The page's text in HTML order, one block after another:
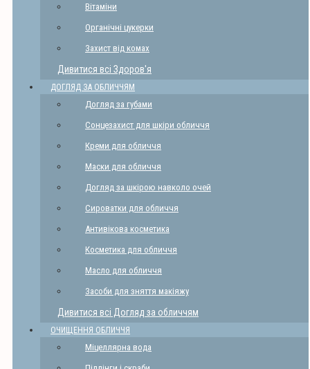
Вітаміни
Органічні цукерки
Захист від комах
Дивитися всі Здоров'я
ДОГЛЯД ЗА ОБЛИЧЧЯМ
Догляд за губами
Сонцезахист для шкіри обличчя
Креми для обличчя
Маски для обличчя
Догляд за шкірою навколо очей
Сироватки для обличчя
Антивікова косметика
Косметика для обличчя
Масло для обличчя
Засоби для зняття макіяжу
Дивитися всі Догляд за обличчям
ОЧИЩЕННЯ ОБЛИЧЧЯ
Міцеллярна вода